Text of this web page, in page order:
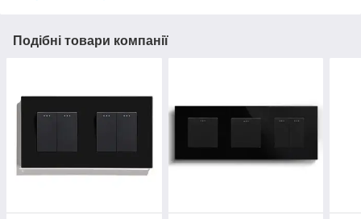
Подібні товари компанії